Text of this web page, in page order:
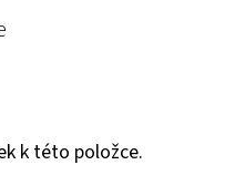
k této položce.